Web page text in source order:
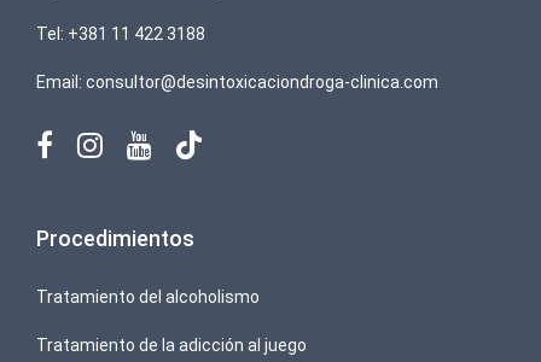
Tel: +381 11 422 3188
Email: consultor@desintoxicaciondroga-clinica.com
Procedimientos
Tratamiento del alcoholismo
Tratamiento de la adicción al juego